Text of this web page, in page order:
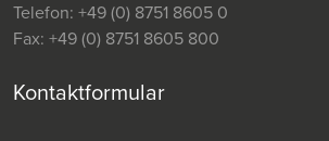
Telefon: +49 (0) 8751 8605 0
Fax: +49 (0) 8751 8605 800
Kontaktformular